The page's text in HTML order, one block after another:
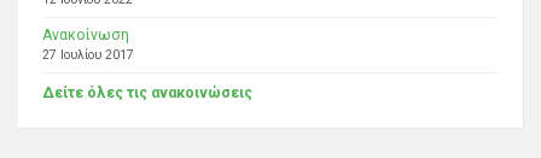
Ανακοίνωση
27 Ιουλίου 2017
Δείτε όλες τις ανακοινώσεις